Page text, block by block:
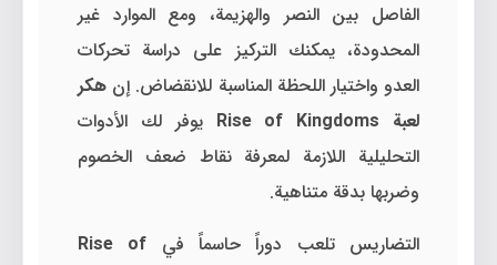
الفاصل بين النصر والهزيمة، ومع الموارد غير
المحدودة، يمكنك التركيز على دراسة تحركات
العدو واختيار اللحظة المناسبة للانقضاض. إن هكر
لعبة Rise of Kingdoms
يوفر لك الأدوات
التحليلية اللازمة لمعرفة نقاط ضعف الخصوم
وضربها بدقة متناهية.
التضاريس تلعب دوراً حاسماً في Rise of